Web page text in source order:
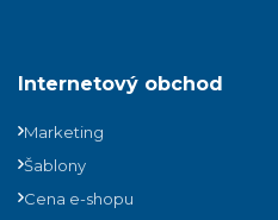
Internetový obchod
Marketing
Šablony
Cena e-shopu